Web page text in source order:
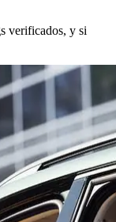
verificados, y si